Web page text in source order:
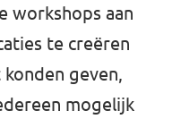
workshops aan
te creëren
geven,
mogelijk